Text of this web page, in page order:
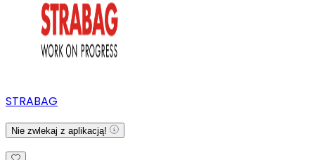
STRABAG
Nie zwlekaj z aplikacją!